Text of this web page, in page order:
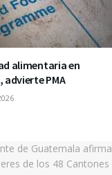
alimentaria en
PMA